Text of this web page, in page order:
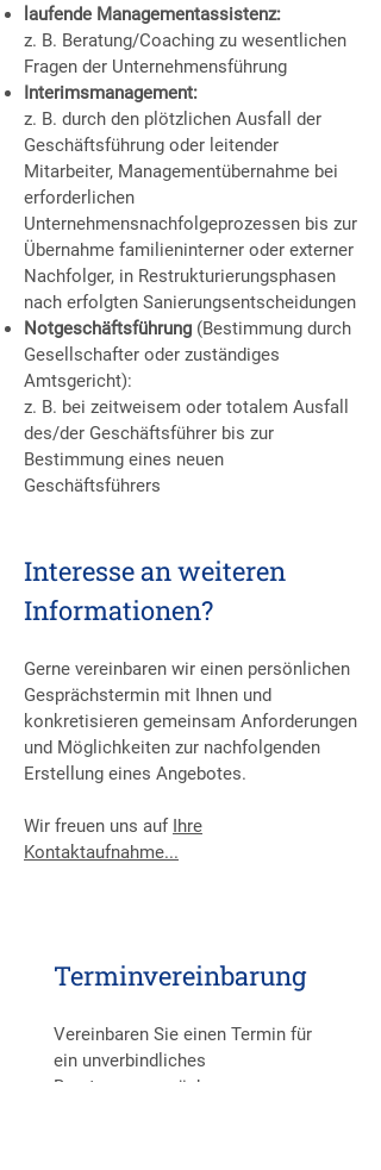
laufende Managementassistenz:
z. B. Beratung/Coaching zu wesentlichen
Fragen der Unternehmensführung
Interimsmanagement:
z. B. durch den plötzlichen Ausfall der
Geschäftsführung oder leitender
Mitarbeiter, Managementübernahme bei
erforderlichen
Unternehmensnachfolgeprozessen bis zur
Übernahme familieninterner oder externer
Nachfolger, in Restrukturierungsphasen
nach erfolgten Sanierungsentscheidungen
Notgeschäftsführung (Bestimmung durch
Gesellschafter oder zuständiges
Amtsgericht):
z. B. bei zeitweisem oder totalem Ausfall
des/der Geschäftsführer bis zur
Bestimmung eines neuen
Geschäftsführers
Interesse an weiteren
Informationen?
Gerne vereinbaren wir einen persönlichen
Gesprächstermin mit Ihnen und
konkretisieren gemeinsam Anforderungen
und Möglichkeiten zur nachfolgenden
Erstellung eines Angebotes.
Wir freuen uns auf Ihre
Kontaktaufnahme...
Terminvereinbarung
Vereinbaren Sie einen Termin für
ein unverbindliches
Beratungsgespräch.